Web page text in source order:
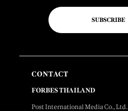
SUBSCRIBE
CONTACT
FORBES THAILAND
Post International Media Co., Ltd.